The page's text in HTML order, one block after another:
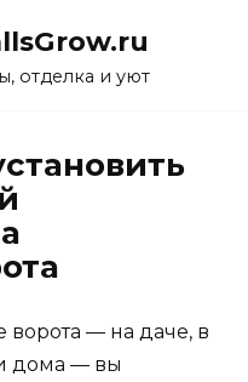
отделка и уют
ворота — на даче, в
дома — вы